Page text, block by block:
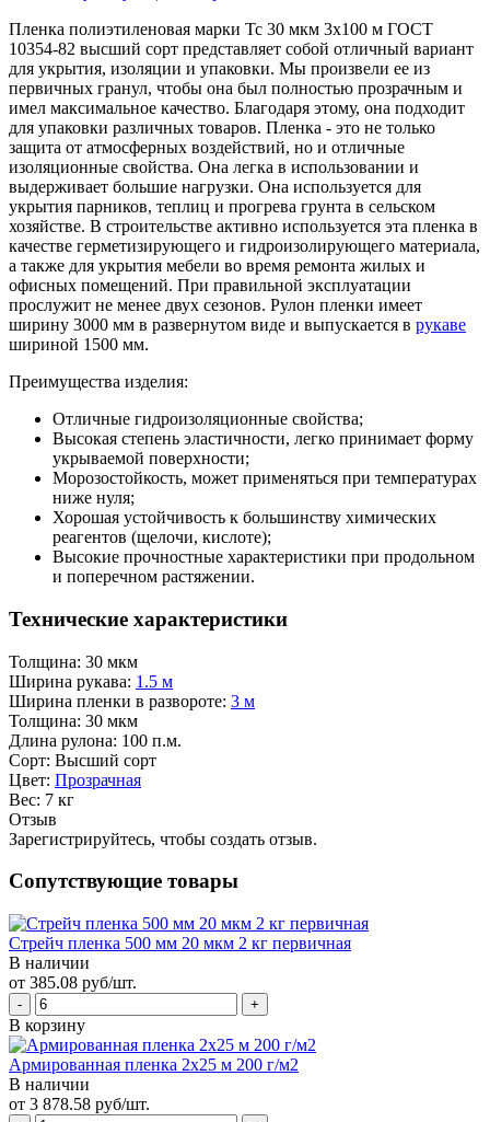
Пленка полиэтиленовая марки Тс 30 мкм 3х100 м ГОСТ
10354-82 высший сорт представляет собой отличный вариант
для укрытия, изоляции и упаковки. Мы произвели ее из
первичных гранул, чтобы она был полностью прозрачным и
имел максимальное качество. Благодаря этому, она подходит
для упаковки различных товаров. Пленка - это не только
защита от атмосферных воздействий, но и отличные
изоляционные свойства. Она легка в использовании и
выдерживает большие нагрузки. Она используется для
укрытия парников, теплиц и прогрева грунта в сельском
хозяйстве. В строительстве активно используется эта пленка в
качестве герметизирующего и гидроизолирующего материала,
а также для укрытия мебели во время ремонта жилых и
офисных помещений. При правильной эксплуатации
прослужит не менее двух сезонов. Рулон пленки имеет
ширину 3000 мм в развернутом виде и выпускается в рукаве
шириной 1500 мм.
Преимущества изделия:
Отличные гидроизоляционные свойства;
Высокая степень эластичности, легко принимает форму
укрываемой поверхности;
Морозостойкость, может применяться при температурах
ниже нуля;
Хорошая устойчивость к большинству химических
реагентов (щелочи, кислоте);
Высокие прочностные характеристики при продольном
и поперечном растяжении.
Технические характеристики
Толщина: 30 мкм
Ширина рукава: 1.5 м
Ширина пленки в развороте: 3 м
Толщина: 30 мкм
Длина рулона: 100 п.м.
Сорт: Высший сорт
Цвет: Прозрачная
Вес: 7 кг
Отзыв
Зарегистрируйтесь, чтобы создать отзыв.
Сопутствующие товары
Стрейч пленка 500 мм 20 мкм 2 кг первичная
В наличии
от 385.08 руб/шт.
В корзину
Армированная пленка 2х25 м 200 г/м2
В наличии
от 3 878.58 руб/шт.